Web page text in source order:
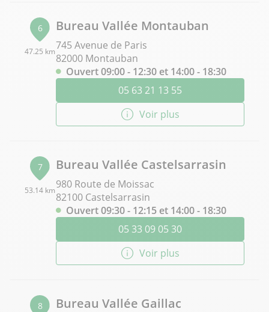
6
47.25 km
Bureau Vallée Montauban
745 Avenue de Paris
82000 Montauban
Ouvert 09:00 - 12:30 et 14:00 - 18:30
05 63 21 13 55
Voir plus
7
53.14 km
Bureau Vallée Castelsarrasin
980 Route de Moissac
82100 Castelsarrasin
Ouvert 09:30 - 12:15 et 14:00 - 18:30
05 33 09 05 30
Voir plus
8 Bureau Vallée Gaillac